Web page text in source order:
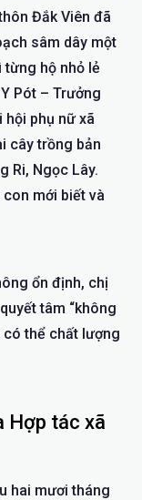
Đắk Viên đã
sâm dây một
từng hộ nhỏ lẻ
Pót – Trưởng
hội phụ nữ xã
cây trồng bản
Ri, Ngọc Lây.
mới biết và
ổn định, chị
tâm “không
thể chất lượng
Hợp tác xã
hai mươi tháng